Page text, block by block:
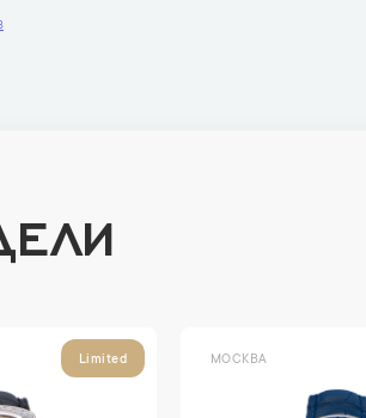
Limited МОСКВА